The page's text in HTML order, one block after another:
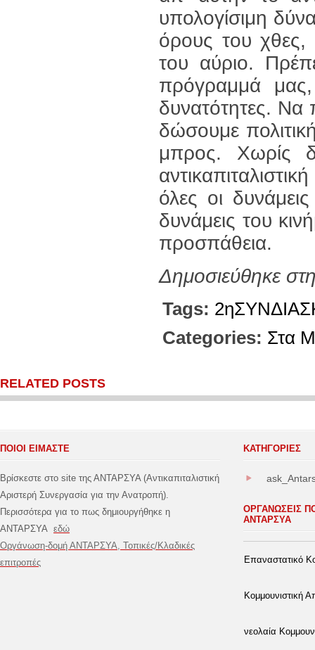
υπολογίσιμη
όρους του χθες,
του αύριο.
πρόγραμμά μας,
δυνατότητες. Να
δώσουμε
μπρος. Χωρίς
όλες οι
δυνάμεις του
προσπάθεια.
Δημοσιεύθηκε
Tags:
Categories: Στα
RELATED POSTS
ΠΟΙΟΙ ΕΙΜΑΣΤΕ
Βρίσκεστε στο site της ΑΝΤΑΡΣΥΑ (Αντικαπιταλιστική
Αριστερή Συνεργασία για την Ανατροπή).
Περισσότερα για το πως δημιουργήθηκε η
ΑΝΤΑΡΣΥΑ εδώ
Οργάνωση-δομή ΑΝΤΑΡΣΥΑ, Τοπικές/Κλαδικές
επιτροπές
ΚΑΤΗΓΟΡΊΕΣ
ΟΡΓΑΝΩΣΕΙΣ
ΑΝΤΑΡΣΥΑ
Επαναστατικό
Κομμουνιστική
νεολαία